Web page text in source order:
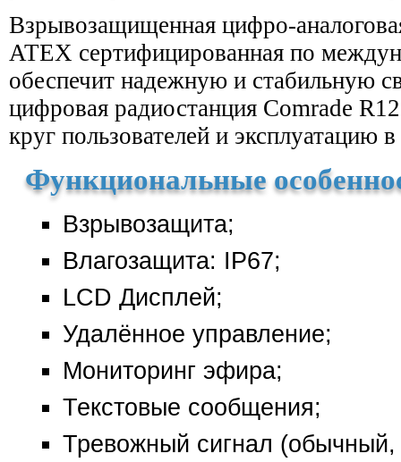
Взрывозащищенная цифро-
ATEX сертифицированная по
обеспечит надежную и стабильную
цифровая радиостанция Comrade
круг пользователей и эксплуатацию
Функциональные
Взрывозащита;
Влагозащита: IP67;
LCD Дисплей;
Удалённое управление;
Мониторинг эфира;
Текстовые сообщения;
Тревожный сигнал (обычный,